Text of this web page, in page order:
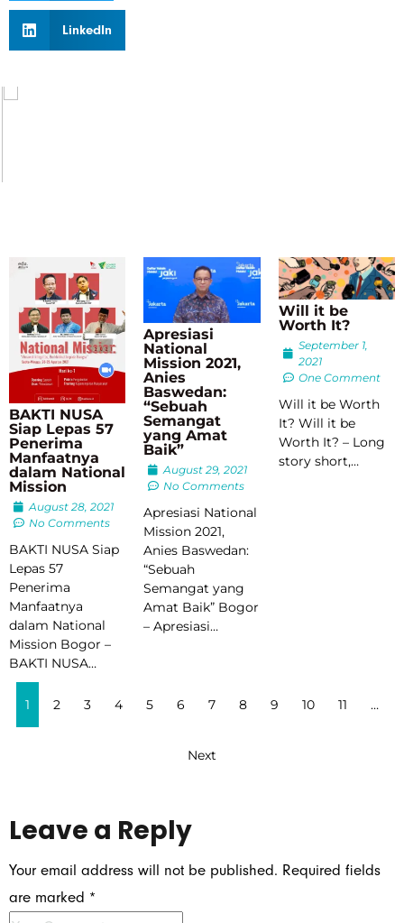
LinkedIn
BAKTI NUSA
Siap Lepas 57
Penerima
Manfaatnya
dalam National
Mission
August 28, 2021
No Comments
BAKTI NUSA Siap
Lepas 57
Penerima
Manfaatnya
dalam National
Mission Bogor –
BAKTI NUSA…
Apresiasi
National
Mission 2021,
Anies
Baswedan:
“Sebuah
Semangat
yang Amat
Baik”
August 29, 2021
No Comments
Apresiasi National
Mission 2021,
Anies Baswedan:
“Sebuah
Semangat yang
Amat Baik” Bogor
– Apresiasi…
Will it be
Worth It?
September 1,
2021
One Comment
Will it be Worth
It? Will it be
Worth It? – Long
story short,…
1 2 3 4 5 6 7 8 9 10 11 …
Next
Leave a Reply
Your email address will not be published. Required fields
are marked *